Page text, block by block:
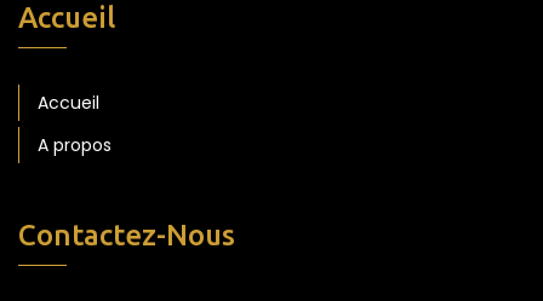
Accueil
Accueil
A propos
Contactez-Nous